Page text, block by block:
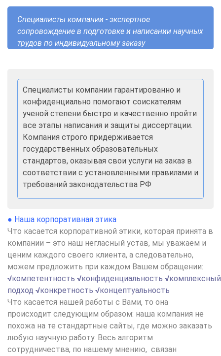
Специалисты компании - экспертное
сопровождение в подготовке и написании научных
трудов по индивидуальному заказу
Специалисты компании гарантированно и
конфиденциально помогают соискателям
ученой степени быстро и качественно пройти
все этапы написания и защиты диссертации.
Компания строго придерживается
государственных образовательных
стандартов, оказывая свои услуги на заказ в
соответствии с установленными правилами и
требований законодательства РФ
● Наша корпоративная этика
Что касается корпоративной этики, которая принята в
компании – это наш негласный устав, мы уважаем и
ценим каждого своего клиента, а следовательно,
можем предложить при каждом Вашем обращении:
√компетентность √конфиденциальность √комплексный
подход √конкретность √концептуальность
Что касается нашей работы с Вами, то она
происходит следующим образом: наша компания не
похожа на те стандартные сайты, где можно заказать
любую научную работу. Весь алгоритм
сотрудничества, по нашему мнению, связан